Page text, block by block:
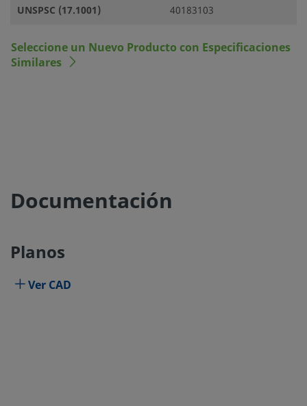
UNSPSC (17.1001)
40183103
Seleccione un Nuevo Producto con Especificaciones
Similares
Documentación
Planos
Ver CAD